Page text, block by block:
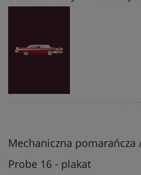
Mechaniczna pomarańcza
Probe 16 - plakat